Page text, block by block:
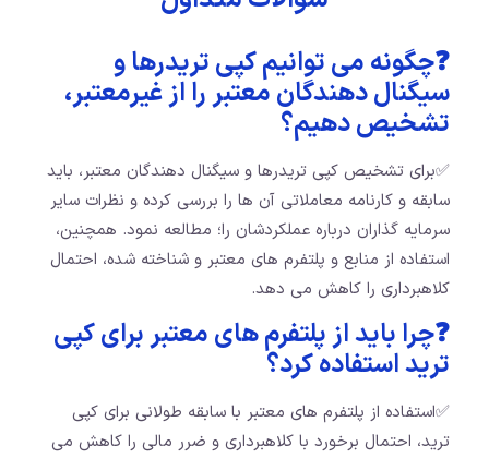
❓چگونه می توانیم کپی تریدرها و
سیگنال دهندگان معتبر را از غیرمعتبر،
تشخیص دهیم؟
✅برای تشخیص کپی تریدرها و سیگنال دهندگان معتبر، باید
سابقه و کارنامه معاملاتی آن ها را بررسی کرده و نظرات سایر
سرمایه گذاران درباره عملکردشان را؛ مطالعه نمود. همچنین،
استفاده از منابع و پلتفرم های معتبر و شناخته شده، احتمال
کلاهبرداری را کاهش می دهد.
❓چرا باید از پلتفرم های معتبر برای کپی
ترید استفاده کرد؟
✅استفاده از پلتفرم های معتبر با سابقه طولانی برای کپی
ترید، احتمال برخورد با کلاهبرداری و ضرر مالی را کاهش می